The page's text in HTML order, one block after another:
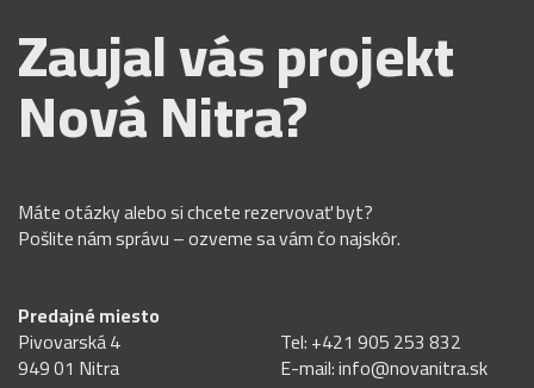
Zaujal vás projekt
Nová Nitra?
Máte otázky alebo si chcete rezervovať byt?
Pošlite nám správu – ozveme sa vám čo najskôr.
Predajné miesto
Pivovarská 4
949 01 Nitra
Tel:+421 905 253 832
E-mail:info@novanitra.sk